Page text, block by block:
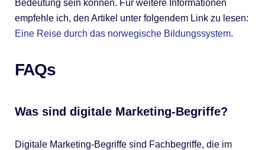
Bedeutung sein können. Für weitere Informationen
empfehle ich, den Artikel unter folgendem Link zu lesen:
Eine Reise durch das norwegische Bildungssystem.
FAQs
Was sind digitale Marketing-Begriffe?
Digitale Marketing-Begriffe sind Fachbegriffe, die im